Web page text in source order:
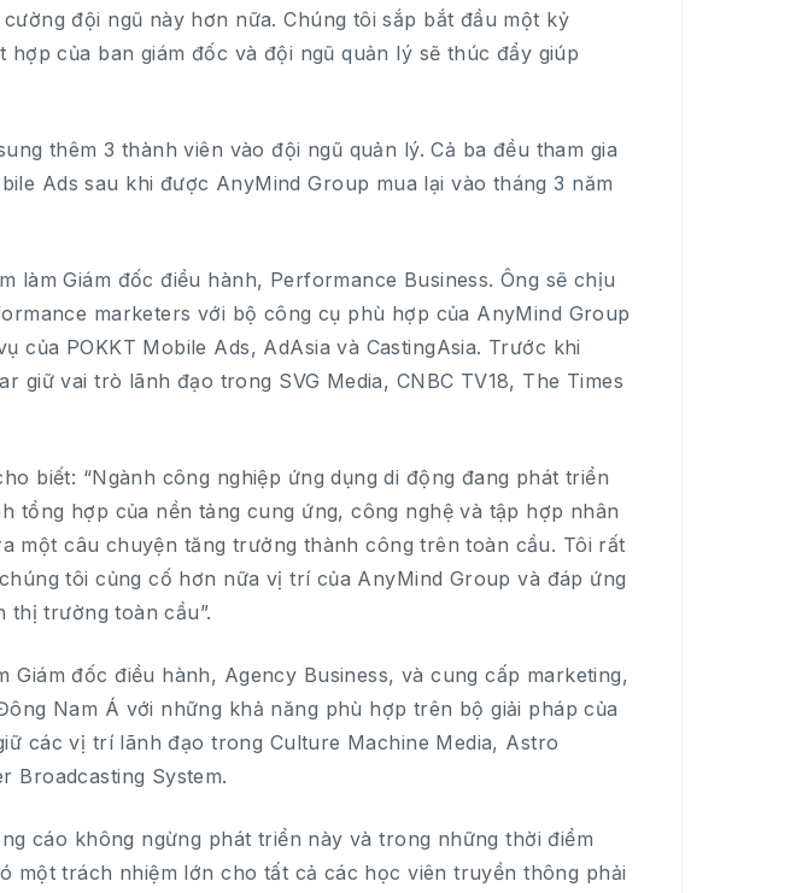
đội ngũ này hơn nữa. Chúng tôi sắp bắt đầu một kỷ
của ban giám đốc và đội ngũ quản lý sẽ thúc đẩy giúp
thêm 3 thành viên vào đội ngũ quản lý. Cả ba đều tham gia
Ads sau khi được AnyMind Group mua lại vào tháng 3 năm
làm Giám đốc điều hành, Performance Business. Ông sẽ chịu
marketers với bộ công cụ phù hợp của AnyMind Group
của POKKT Mobile Ads, AdAsia và CastingAsia. Trước khi
giữ vai trò lãnh đạo trong SVG Media, CNBC TV18, The Times
biết: “Ngành công nghiệp ứng dụng di động đang phát triển
tổng hợp của nền tảng cung ứng, công nghệ và tập hợp nhân
một câu chuyện tăng trưởng thành công trên toàn cầu. Tôi rất
tôi củng cố hơn nữa vị trí của AnyMind Group và đáp ứng
thị trường toàn cầu”.
Giám đốc điều hành, Agency Business, và cung cấp marketing,
Nam Á với những khả năng phù hợp trên bộ giải pháp của
các vị trí lãnh đạo trong Culture Machine Media, Astro
Broadcasting System.
cáo không ngừng phát triển này và trong những thời điểm
một trách nhiệm lớn cho tất cả các học viên truyền thông phải